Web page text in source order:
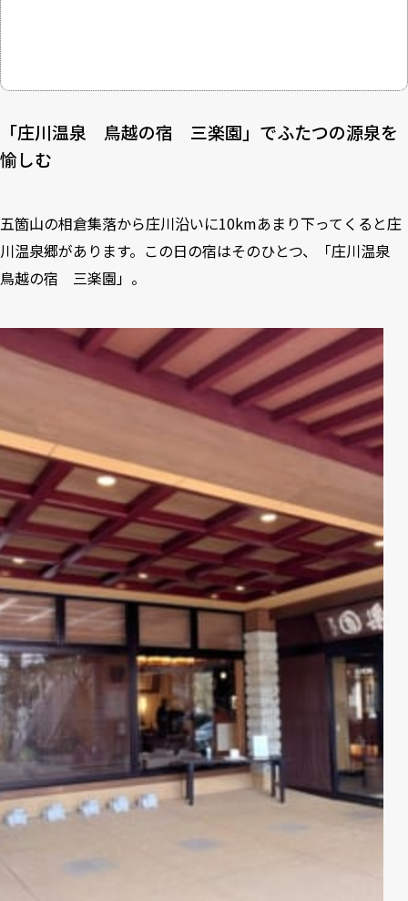
「庄川温泉 鳥越の宿 三楽園」でふたつの源泉を
愉しむ
五箇山の相倉集落から庄川沿いに10kmあまり下ってくると庄
川温泉郷があります。この日の宿はそのひとつ、「庄川温泉
鳥越の宿 三楽園」。